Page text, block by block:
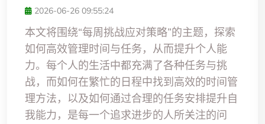
2026-06-26 09:55:24
本文将围绕“每周挑战应对策略”的主题，探索
如何高效管理时间与任务，从而提升个人能
力。每个人的生活中都充满了各种任务与挑
战，而如何在繁忙的日程中找到高效的时间管
理方法，以及如何通过合理的任务安排提升自
我能力，是每一个追求进步的人所关注的问